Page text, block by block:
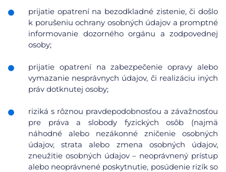
prijatie opatrení na bezodkladné zistenie, či došlo
k porušeniu ochrany osobných údajov a promptné
informovanie dozorného orgánu a zodpovednej
osoby;
prijatie opatrení na zabezpečenie opravy alebo
vymazanie nesprávnych údajov, či realizáciu iných
práv dotknutej osoby;
riziká s rôznou pravdepodobnosťou a závažnosťou
pre práva a slobody fyzických osôb (najmä
náhodné alebo nezákonné zničenie osobných
údajov, strata alebo zmena osobných údajov,
zneužitie osobných údajov – neoprávnený prístup
alebo neoprávnené poskytnutie, posúdenie rizík so